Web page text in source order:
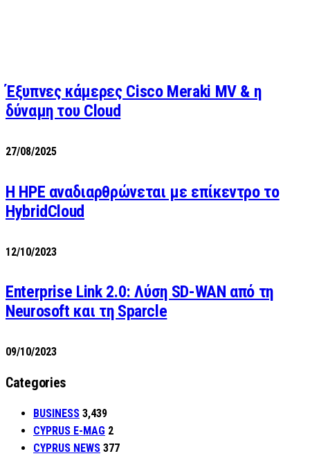
Έξυπνες κάμερες Cisco Meraki MV & η
δύναμη του Cloud
27/08/2025
H HPE αναδιαρθρώνεται με επίκεντρο το
HybridCloud
12/10/2023
Enterprise Link 2.0: Λύση SD-WAN από τη
Neurosoft και τη Sparcle
09/10/2023
Categories
BUSINESS 3,439
CYPRUS E-MAG 2
CYPRUS NEWS 377